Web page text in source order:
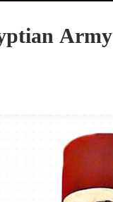
Army